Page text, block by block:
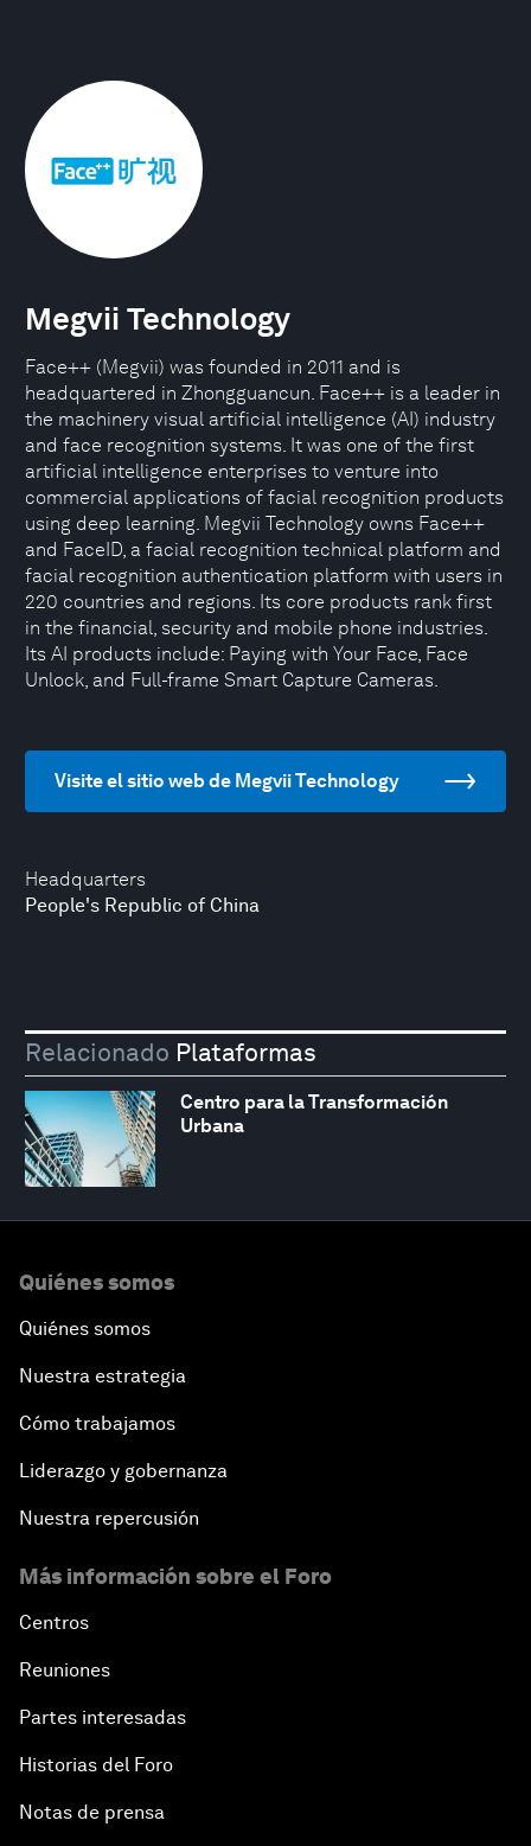
Headquarters
People's Republic of China
Megvii Technology
Face++ (Megvii) was founded in 2011 and is
headquartered in Zhongguancun. Face++ is a leader in
the machinery visual artificial intelligence (AI) industry
and face recognition systems. It was one of the first
artificial intelligence enterprises to venture into
commercial applications of facial recognition products
using deep learning. Megvii Technology owns Face++
and FaceID, a facial recognition technical platform and
facial recognition authentication platform with users in
220 countries and regions. Its core products rank first
in the financial, security and mobile phone industries.
Its AI products include: Paying with Your Face, Face
Unlock, and Full-frame Smart Capture Cameras.
Visite el sitio web de Megvii Technology
Relacionado Plataformas
Centro para la Transformación
Urbana
Quiénes somos
Quiénes somos
Nuestra estrategia
Cómo trabajamos
Liderazgo y gobernanza
Nuestra repercusión
Más información sobre el Foro
Centros
Reuniones
Partes interesadas
Historias del Foro
Notas de prensa